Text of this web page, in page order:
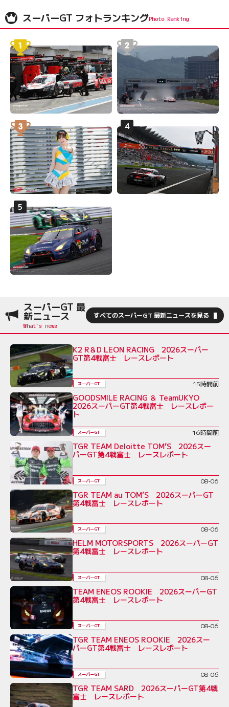
スーパーGT フォトランキング
スーパーGT 最
新ニュース すべてのスーパーGT 最新ニュースを見る
K2 R＆D LEON RACING 2026スーパー
GT第4戦富士 レースレポート
スーパーGT 15時間前
GOODSMILE RACING ＆ TeamUKYO
2026スーパーGT第4戦富士 レースレポー
ト
スーパーGT 16時間前
TGR TEAM Deloitte TOM’S 2026スー
パーGT第4戦富士 レースレポート
スーパーGT 08-06
TGR TEAM au TOM’S 2026スーパーGT
第4戦富士 レースレポート
スーパーGT 08-06
HELM MOTORSPORTS 2026スーパーGT
第4戦富士 レースレポート
スーパーGT 08-06
TEAM ENEOS ROOKIE 2026スーパーGT
第4戦富士 レースレポート
スーパーGT 08-06
TGR TEAM ENEOS ROOKIE 2026スー
パーGT第4戦富士 レースレポート
スーパーGT 08-06
TGR TEAM SARD 2026スーパーGT第4戦
富士 レースレポート